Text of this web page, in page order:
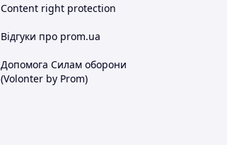
Content right protection
Відгуки про prom.ua
Допомога Силам оборони
(Volonter by Prom)